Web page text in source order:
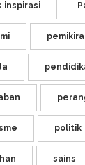
inspirasi
politik
sains